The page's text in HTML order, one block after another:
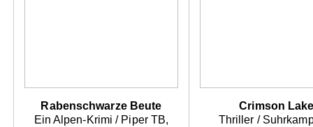
Rabenschwarze Beute
Ein Alpen-Krimi / Piper TB,
Crimson
Thriller /